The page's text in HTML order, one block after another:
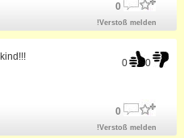
0
!Verstoß melden
0 0
0
!Verstoß melden